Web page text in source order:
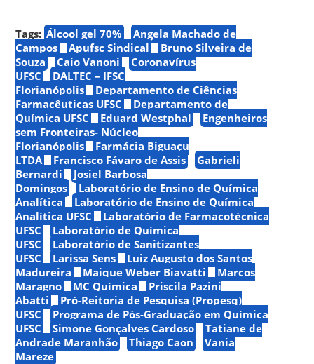
Tags: Álcool gel 70%
Angela Machado de
Campos
Apufsc Sindical
Bruno Silveira de
Souza
Caio Vanoni
Coronavírus
UFSC
DALTEC – IFSC
Florianópolis
Departamento de Ciências
Farmacêuticas UFSC
Departamento de
Química UFSC
Eduard Westphal
Engenheiros
sem Fronteiras- Núcleo
Florianópolis
Farmácia Biguaçu
LTDA
Francisco Fávaro de Assis
Gabrieli
Bernardi
Josiel Barbosa
Domingos
Laboratório de Ensino de Química
Analítica
Laboratório de Ensino de Química
Analítica UFSC
Laboratório de Farmacotécnica
UFSC
Laboratório de Química
UFSC
Laboratório de Sanitizantes
UFSC
Larissa Sens
Luiz Augusto dos Santos
Madureira
Maique Weber Biavatti
Marcos
Maragno
MC Química
Priscila Pazini
Abatti
Pró-Reitoria de Pesquisa (Propesq)
UFSC
Programa de Pós-Graduação em Química
UFSC
Simone Gonçalves Cardoso
Tatiane de
Andrade Maranhão
Thiago Caon
Vania
Mareze